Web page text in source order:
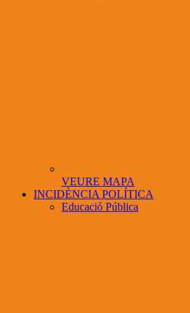
VEURE MAPA
INCIDÈNCIA POLÍTICA
Educació Pública